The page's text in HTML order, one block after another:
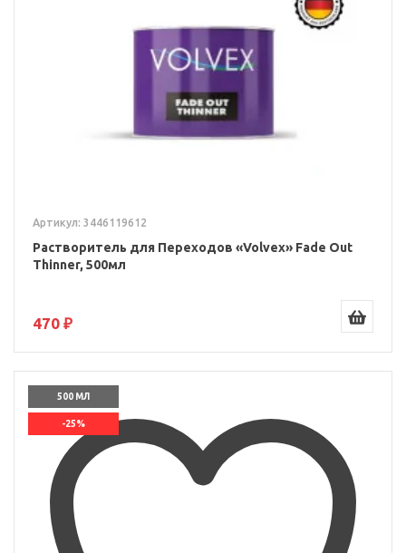
Артикул: 3446119612
Растворитель для Переходов «Volvex» Fade Out
Thinner, 500мл
470 ₽
500 МЛ
-25%